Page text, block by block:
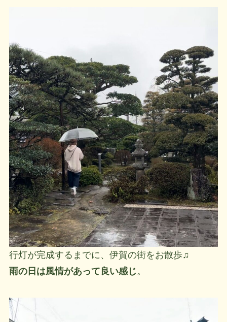
行灯が完成するまでに、伊賀の街をお散歩♫
雨の日は風情があって良い感じ。